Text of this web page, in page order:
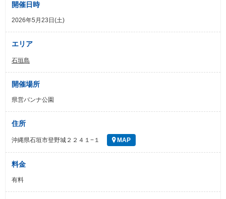
開催日時
2026年5月23日(土)
エリア
石垣島
開催場所
県営バンナ公園
住所
沖縄県石垣市登野城２２４１−１ MAP
料金
有料